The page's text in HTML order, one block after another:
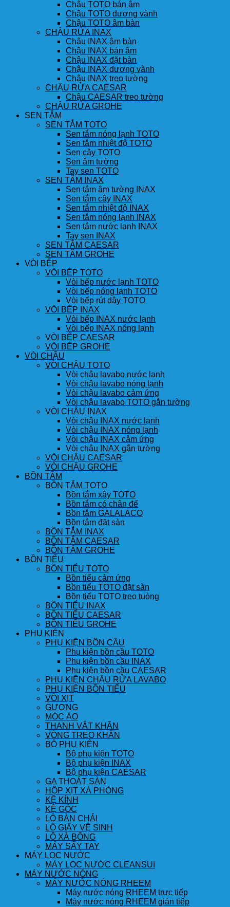
Chậu TOTO bán âm
Chậu TOTO dương vành
Chậu TOTO âm bàn
CHẬU RỬA INAX
Chậu INAX âm bàn
Chậu INAX bán âm
Chậu INAX đặt bàn
Chậu INAX dương vành
Chậu INAX treo tường
CHẬU RỬA CAESAR
Chậu CAESAR treo tường
CHẬU RỬA GROHE
SEN TẮM
SEN TẮM TOTO
Sen tắm nóng lạnh TOTO
Sen tắm nhiệt độ TOTO
Sen cây TOTO
Sen âm tường
Tay sen TOTO
SEN TẮM INAX
Sen tắm âm tường INAX
Sen tắm cây INAX
Sen tắm nhiệt độ INAX
Sen tắm nóng lạnh INAX
Sen tắm nước lạnh INAX
Tay sen INAX
SEN TẮM CAESAR
SEN TẮM GROHE
VÒI BẾP
VÒI BẾP TOTO
Vòi bếp nước lạnh TOTO
Vòi bếp nóng lạnh TOTO
Vòi bếp rút dây TOTO
VÒI BẾP INAX
Vòi bếp INAX nước lạnh
Vòi bếp INAX nóng lạnh
VÒI BẾP CAESAR
VÒI BẾP GROHE
VÒI CHẬU
VÒI CHẬU TOTO
Vòi chậu lavabo nước lạnh
Vòi chậu lavabo nóng lạnh
Vòi chậu lavabo cảm ứng
Vòi chậu lavabo TOTO gắn tường
VÒI CHẬU INAX
Vòi chậu INAX nước lạnh
Vòi chậu INAX nóng lạnh
Vòi chậu INAX cảm ứng
Vòi chậu INAX gắn tường
VÒI CHẬU CAESAR
VÒI CHẬU GROHE
BỒN TẮM
BỒN TẮM TOTO
Bồn tắm xây TOTO
Bồn tắm có chân đế
Bồn tắm GALALACO
Bồn tắm đặt sàn
BỒN TẮM INAX
BỒN TẮM CAESAR
BỒN TẮM GROHE
BỒN TIỂU
BỒN TIỂU TOTO
Bồn tiểu cảm ứng
Bồn tiểu TOTO đặt sàn
Bồn tiểu TOTO treo tuòng
BỒN TIỂU INAX
BỒN TIỂU CAESAR
BỒN TIỂU GROHE
PHỤ KIỆN
PHỤ KIỆN BỒN CẦU
Phụ kiện bồn cầu TOTO
Phụ kiện bồn cầu INAX
Phụ kiện bồn cầu CAESAR
PHỤ KIỆN CHẬU RỬA LAVABO
PHỤ KIỆN BỒN TIỂU
VÒI XỊT
GƯƠNG
MÓC ÁO
THANH VẮT KHĂN
VÒNG TREO KHĂN
BỘ PHỤ KIỆN
Bộ phụ kiện TOTO
Bộ phụ kiện INAX
Bộ phụ kiện CAESAR
GA THOÁT SÀN
HỘP XỊT XÀ PHÒNG
KỆ KÍNH
KỆ GÓC
LÔ BÀN CHẢI
LÔ GIẤY VỆ SINH
LÔ XÀ BÔNG
MÁY SẤY TAY
MÁY LỌC NƯỚC
MÁY LỌC NƯỚC CLEANSUI
MÁY NƯỚC NÓNG
MÁY NƯỚC NÓNG RHEEM
Máy nước nóng RHEEM trực tiếp
Máy nước nóng RHEEM gián tiếp